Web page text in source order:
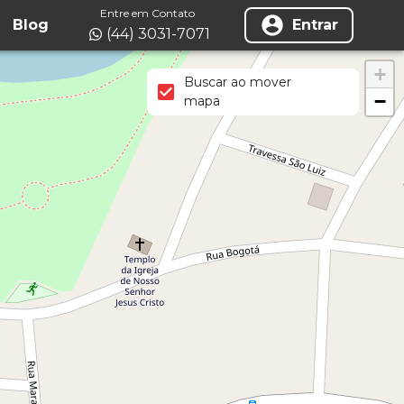
Blog
Entre em Contato
(44) 3031-7071 Entrar
+
−
Buscar ao mover
mapa